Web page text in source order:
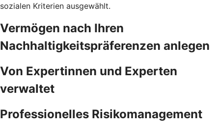
sozialen Kriterien ausgewählt.
Vermögen nach Ihren
Nachhaltigkeitspräferenzen anlegen
Von Expertinnen und Experten
verwaltet
Professionelles Risikomanagement